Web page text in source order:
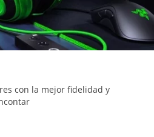
con la mejor fidelidad y